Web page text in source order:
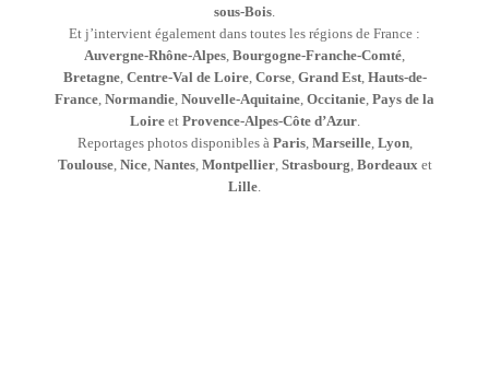
sous-Bois.
Et j’intervient également dans toutes les régions de France :
Auvergne-Rhône-Alpes, Bourgogne-Franche-Comté,
Bretagne, Centre-Val de Loire, Corse, Grand Est, Hauts-de-
France, Normandie, Nouvelle-Aquitaine, Occitanie, Pays de la
Loireet Provence-Alpes-Côte d’Azur.
Reportages photos disponibles à Paris, Marseille, Lyon,
Toulouse, Nice, Nantes, Montpellier, Strasbourg, Bordeauxet
Lille.